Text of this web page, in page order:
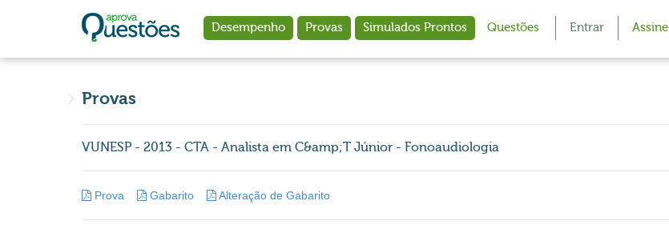
Desempenho Provas Simulados Prontos Questões Entrar Assine
Provas
VUNESP - 2013 - CTA - Analista em C&amp;T Júnior - Fonoaudiologia
Prova Gabarito Alteração de Gabarito